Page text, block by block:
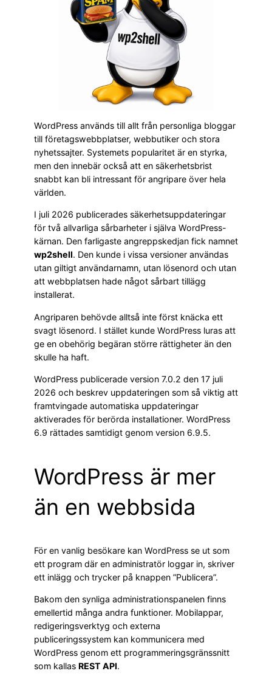
WordPress används till allt från personliga bloggar
till företagswebbplatser, webbutiker och stora
nyhetssajter. Systemets popularitet är en styrka,
men den innebär också att en säkerhetsbrist
snabbt kan bli intressant för angripare över hela
världen.
I juli 2026 publicerades säkerhetsuppdateringar
för två allvarliga sårbarheter i själva WordPress-
kärnan. Den farligaste angreppskedjan fick namnet
wp2shell. Den kunde i vissa versioner användas
utan giltigt användarnamn, utan lösenord och utan
att webbplatsen hade något sårbart tillägg
installerat.
Angriparen behövde alltså inte först knäcka ett
svagt lösenord. I stället kunde WordPress luras att
ge en obehörig begäran större rättigheter än den
skulle ha haft.
WordPress publicerade version 7.0.2 den 17 juli
2026 och beskrev uppdateringen som så viktig att
framtvingade automatiska uppdateringar
aktiverades för berörda installationer. WordPress
6.9 rättades samtidigt genom version 6.9.5.
WordPress är mer
än en webbsida
För en vanlig besökare kan WordPress se ut som
ett program där en administratör loggar in, skriver
ett inlägg och trycker på knappen ”Publicera”.
Bakom den synliga administrationspanelen finns
emellertid många andra funktioner. Mobilappar,
redigeringsverktyg och externa
publiceringssystem kan kommunicera med
WordPress genom ett programmeringsgränssnitt
som kallas REST API.